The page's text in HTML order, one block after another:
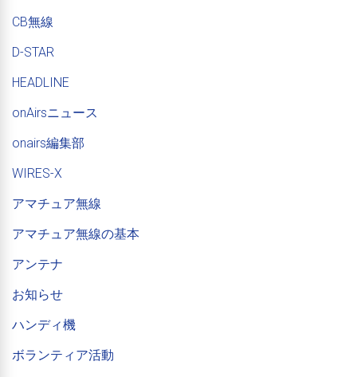
CB無線
D-STAR
HEADLINE
onAirsニュース
onairs編集部
WIRES-X
アマチュア無線
アマチュア無線の基本
アンテナ
お知らせ
ハンディ機
ボランティア活動